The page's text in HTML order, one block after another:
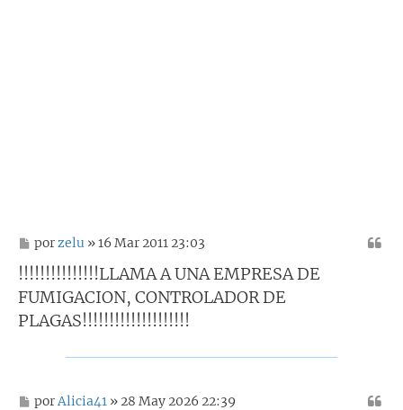
M
n
a
j
e
porzelu » 16 Mar 2011 23:03
!!!!!!!!!!!!!!!LLAMA A UNA EMPRESA DE
FUMIGACION, CONTROLADOR DE
PLAGAS!!!!!!!!!!!!!!!!!!!!
M
porAlicia41 » 28 May 2026 22:39